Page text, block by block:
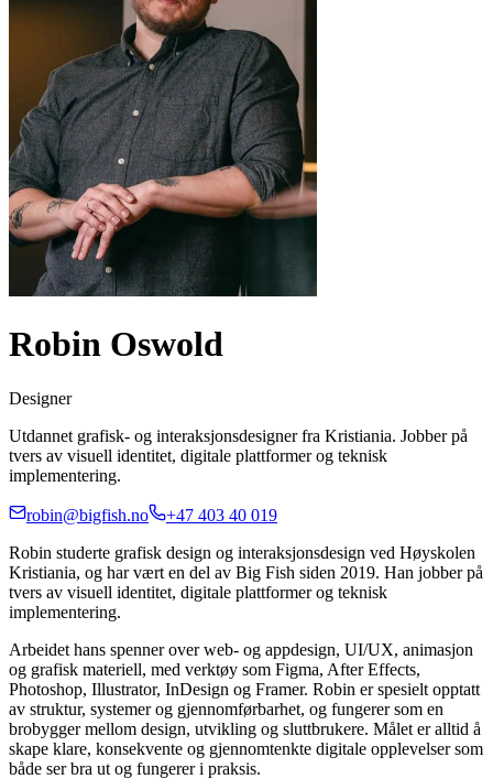
Robin Oswold
Designer
Utdannet grafisk- og interaksjonsdesigner fra Kristiania. Jobber på
tvers av visuell identitet, digitale plattformer og teknisk
implementering.
robin@bigfish.no
+47 403 40 019
Robin studerte grafisk design og interaksjonsdesign ved Høyskolen
Kristiania, og har vært en del av Big Fish siden 2019. Han jobber på
tvers av visuell identitet, digitale plattformer og teknisk
implementering.
Arbeidet hans spenner over web- og appdesign, UI/UX, animasjon
og grafisk materiell, med verktøy som Figma, After Effects,
Photoshop, Illustrator, InDesign og Framer. Robin er spesielt opptatt
av struktur, systemer og gjennomførbarhet, og fungerer som en
brobygger mellom design, utvikling og sluttbrukere. Målet er alltid å
skape klare, konsekvente og gjennomtenkte digitale opplevelser som
både ser bra ut og fungerer i praksis.